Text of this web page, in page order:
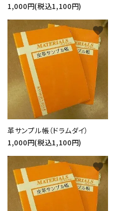
1,000円(税込1,100円)
革サンプル帳（ドラムダイ）
1,000円(税込1,100円)
favorite
favorite